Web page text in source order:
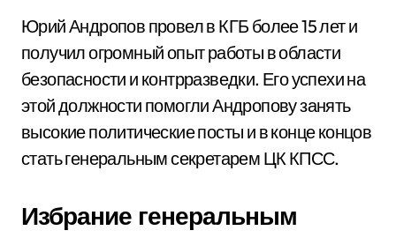
Юрий Андропов провел в КГБ более 15 лет и
получил огромный опыт работы в области
безопасности и контрразведки. Его успехи на
этой должности помогли Андропову занять
высокие политические посты и в конце концов
стать генеральным секретарем ЦК КПСС.
Избрание генеральным